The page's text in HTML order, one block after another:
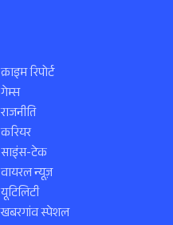
क्राइम रिपोर्ट
गेम्स
राजनीति
करियर
साइंस-टेक
वायरल न्यूज़
यूटिलिटी
खबरगांव स्पेशल